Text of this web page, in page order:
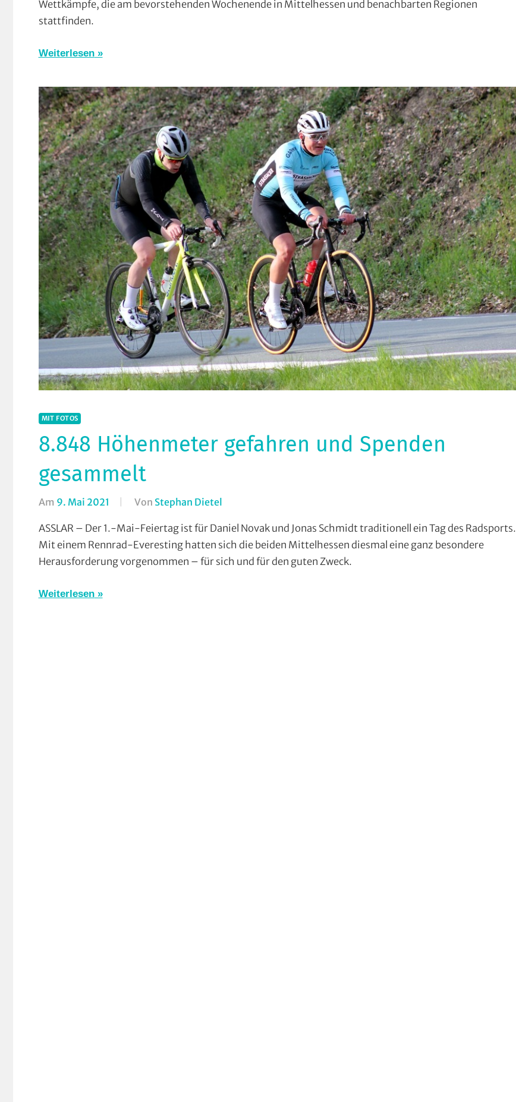
am
Wettkämpfe, die am bevorstehenden Wochenende in Mittelhessen und benachbarten Regionen
stattfinden.
Weiterlesen
MIT FOTOS
8.848 Höhenmeter gefahren und Spenden
gesammelt
Am 9. Mai 2021 Von Stephan Dietel
Jedermann ,
Mit
Fotos,
ASSLAR – Der 1.-Mai-Feiertag ist für Daniel Novak und Jonas Schmidt traditionell ein Tag des Radsports.
Mit einem Rennrad-Everesting hatten sich die beiden Mittelhessen diesmal eine ganz besondere
Herausforderung vorgenommen – für sich und für den guten Zweck.
Weiterlesen